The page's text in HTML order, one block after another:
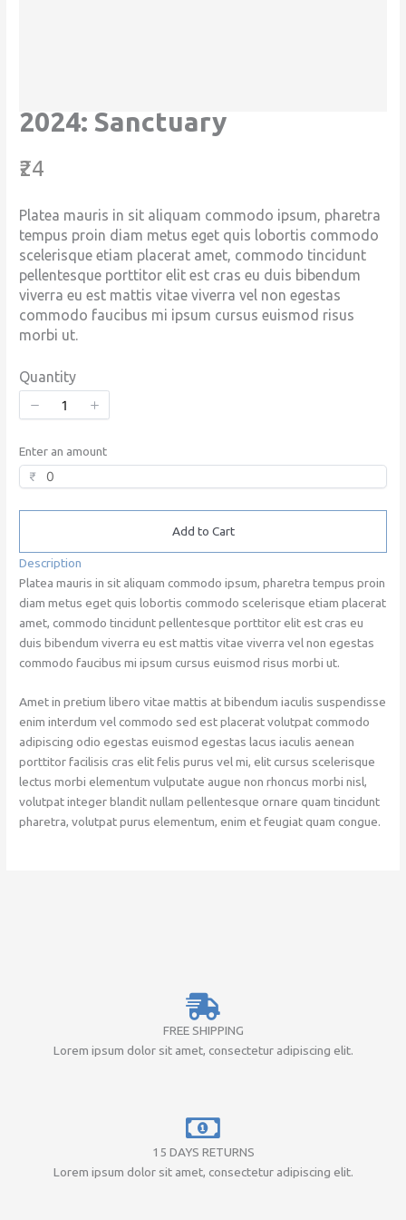
2024: Sanctuary
N
w
₹24
Platea mauris in sit aliquam commodo ipsum, pharetra
tempus proin diam metus eget quis lobortis commodo
scelerisque etiam placerat amet, commodo tincidunt
pellentesque porttitor elit est cras eu duis bibendum
viverra eu est mattis vitae viverra vel non egestas
commodo faucibus mi ipsum cursus euismod risus
morbi ut.
Quantity
Enter an amount
₹
Add to Cart
Description
Platea mauris in sit aliquam commodo ipsum, pharetra tempus proin
diam metus eget quis lobortis commodo scelerisque etiam placerat
amet, commodo tincidunt pellentesque porttitor elit est cras eu
duis bibendum viverra eu est mattis vitae viverra vel non egestas
commodo faucibus mi ipsum cursus euismod risus morbi ut.
Amet in pretium libero vitae mattis at bibendum iaculis suspendisse
enim interdum vel commodo sed est placerat volutpat commodo
adipiscing odio egestas euismod egestas lacus iaculis aenean
porttitor facilisis cras elit felis purus vel mi, elit cursus scelerisque
lectus morbi elementum vulputate augue non rhoncus morbi nisl,
volutpat integer blandit nullam pellentesque ornare quam tincidunt
pharetra, volutpat purus elementum, enim et feugiat quam congue.
FREE SHIPPING
Lorem ipsum dolor sit amet, consectetur adipiscing elit.
15 DAYS RETURNS
Lorem ipsum dolor sit amet, consectetur adipiscing elit.